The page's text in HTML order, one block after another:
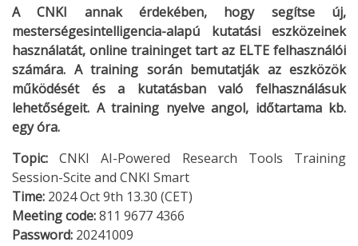
A CNKI annak érdekében, hogy segítse új,
mesterségesintelligencia-alapú kutatási eszközeinek
használatát, online traininget tart az ELTE felhasználói
számára. A training során bemutatják az eszközök
működését és a kutatásban való felhasználásuk
lehetőségeit. A training nyelve angol, időtartama kb.
egy óra.
Topic: CNKI AI-Powered Research Tools Training
Session-Scite and CNKI Smart
Time: 2024 Oct 9th 13.30 (CET)
Meeting code:811 9677 4366
Password: 20241009